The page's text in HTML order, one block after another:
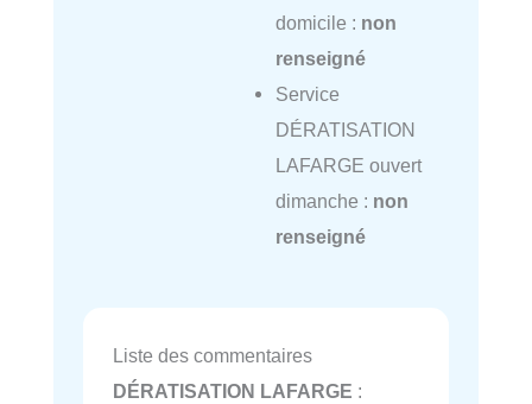
domicile : non
renseigné
Service
DÉRATISATION
LAFARGE ouvert
dimanche : non
renseigné
Liste des commentaires
DÉRATISATION LAFARGE :